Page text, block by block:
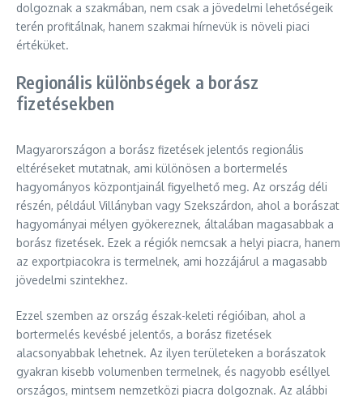
dolgoznak a szakmában, nem csak a jövedelmi lehetőségeik
terén profitálnak, hanem szakmai hírnevük is növeli piaci
értéküket.
Regionális különbségek a borász
fizetésekben
Magyarországon a borász fizetések jelentős regionális
eltéréseket mutatnak, ami különösen a bortermelés
hagyományos központjainál figyelhető meg. Az ország déli
részén, például Villányban vagy Szekszárdon, ahol a borászat
hagyományai mélyen gyökereznek, általában magasabbak a
borász fizetések. Ezek a régiók nemcsak a helyi piacra, hanem
az exportpiacokra is termelnek, ami hozzájárul a magasabb
jövedelmi szintekhez.
Ezzel szemben az ország észak-keleti régióiban, ahol a
bortermelés kevésbé jelentős, a borász fizetések
alacsonyabbak lehetnek. Az ilyen területeken a borászatok
gyakran kisebb volumenben termelnek, és nagyobb eséllyel
országos, mintsem nemzetközi piacra dolgoznak. Az alábbi